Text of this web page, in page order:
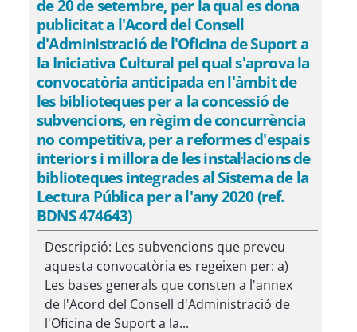
de 20 de setembre, per la qual es dona
publicitat a l'Acord del Consell
d'Administració de l'Oficina de Suport a
la Iniciativa Cultural pel qual s'aprova la
convocatòria anticipada en l'àmbit de
les biblioteques per a la concessió de
subvencions, en règim de concurrència
no competitiva, per a reformes d'espais
interiors i millora de les instal·lacions de
biblioteques integrades al Sistema de la
Lectura Pública per a l'any 2020 (ref.
BDNS 474643)
Descripció: Les subvencions que preveu
aquesta convocatòria es regeixen per: a)
Les bases generals que consten a l'annex
de l'Acord del Consell d'Administració de
l'Oficina de Suport a la...